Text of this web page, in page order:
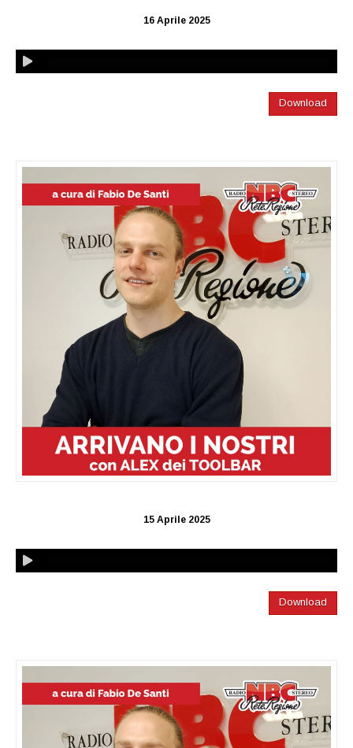
16 Aprile 2025
Download
15 Aprile 2025
Download